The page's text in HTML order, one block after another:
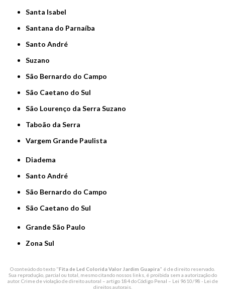
Santa Isabel
Santana do Parnaíba
Santo André
Suzano
São Bernardo do Campo
São Caetano do Sul
São Lourenço da Serra Suzano
Taboão da Serra
Vargem Grande Paulista
Diadema
Santo André
São Bernardo do Campo
São Caetano do Sul
Grande São Paulo
Zona Sul
O conteúdo do texto "Fita de Led Colorida Valor Jardim Guapira" é de direito reservado.
Sua reprodução, parcial ou total, mesmo citando nossos links, é proibida sem a autorização do
autor. Crime de violação de direito autoral – artigo 184 do Código Penal – Lei 9610/98 - Lei de
direitos autorais.